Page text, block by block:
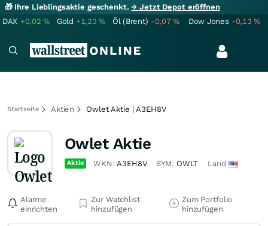
🎁 Ihre Lieblingsaktie geschenkt.→ Jetzt Depot eröffnen
DAX +0,02% Gold +1,23% Öl (Brent) -0,07% Dow Jones -0,13%
Startseite Aktien Owlet Aktie | A3EH8V
Owlet Aktie
Aktie WKN:A3EH8V SYM: OWLT Land
Alarme
einrichten
Zur Watchlist
hinzufügen
Zum Portfolio
hinzufügen